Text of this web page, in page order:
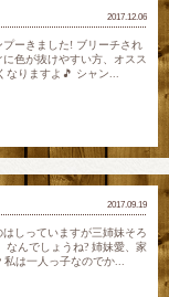
2017.12.06
ーきました! ブリーチされ
色が抜けやすい方、オスス
なりますよ🎵 シャン...
2017.09.19
しっていますが三姉妹そろ
なんでしょうね? 姉妹愛、家
は一人っ子なのでか...